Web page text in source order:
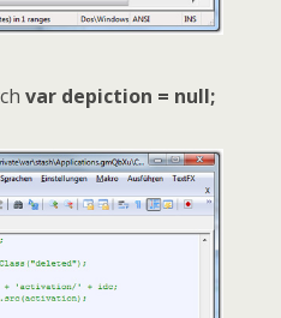
var depiction = null;